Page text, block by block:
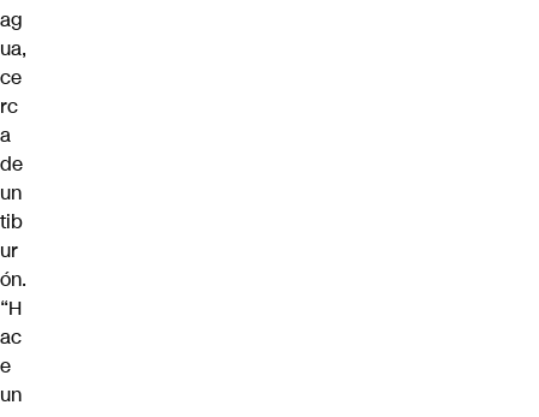
ag
ua,
ce
rc
a
de
un
tib
ur
ón.
“H
ac
e
un